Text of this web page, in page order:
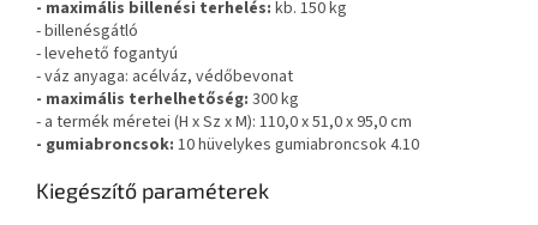
- maximális billenési terhelés: kb. 150 kg
- billenésgátló
- levehető fogantyú
- váz anyaga: acélváz, védőbevonat
- maximális terhelhetőség: 300 kg
- a termék méretei (H x Sz x M): 110,0 x 51,0 x 95,0 cm
- gumiabroncsok: 10 hüvelykes gumiabroncsok 4.10
Kiegészítő paraméterek